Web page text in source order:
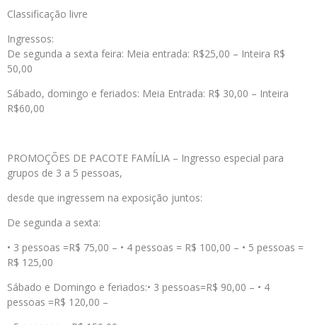
Classificação livre
Ingressos:
De segunda a sexta feira: Meia entrada: R$25,00 – Inteira R$
50,00
Sábado, domingo e feriados: Meia Entrada: R$ 30,00 – Inteira
R$60,00
PROMOÇÕES DE PACOTE FAMÍLIA – Ingresso especial para
grupos de 3 a 5 pessoas,
desde que ingressem na exposição juntos:
De segunda a sexta:
• 3 pessoas =R$ 75,00 – • 4 pessoas = R$ 100,00 – • 5 pessoas =
R$ 125,00
Sábado e Domingo e feriados:• 3 pessoas=R$ 90,00 – • 4
pessoas =R$ 120,00 –